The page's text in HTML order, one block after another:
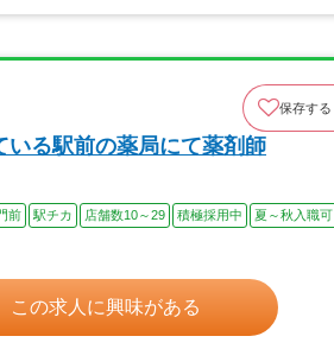
保存する
る駅前の薬局にて薬剤師
前 駅チカ 店舗数10～29 積極採用中
夏～秋入職可
この求人に興味がある